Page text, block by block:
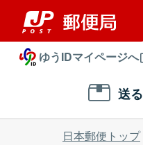
ゆうIDマイページへ
送る
日本郵便トップ